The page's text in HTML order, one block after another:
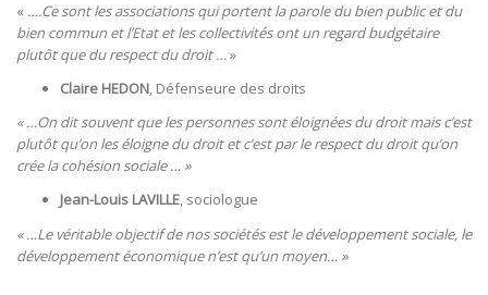
« ….Ce sont les associations qui portent la parole du bien public et du
bien commun et l’Etat et les collectivités ont un regard budgétaire
plutôt que du respect du droit …»
Claire HEDON, Défenseure des droits
« …On dit souvent que les personnes sont éloignées du droit mais c’est
plutôt qu’on les éloigne du droit et c’est par le respect du droit qu’on
crée la cohésion sociale … »
Jean-Louis LAVILLE, sociologue
« …Le véritable objectif de nos sociétés est le développement sociale, le
développement économique n’est qu’un moyen… »